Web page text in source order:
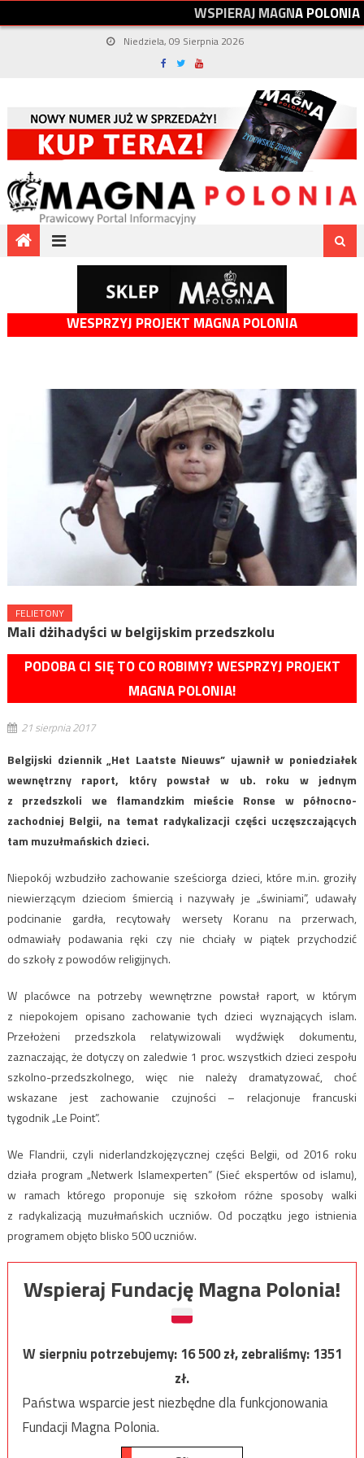
WSPIERAJMAGNAPOLONIA
Niedziela, 09 Sierpnia 2026
WESPRZYJ PROJEKT MAGNA POLONIA
FELIETONY
Mali dżihadyści w belgijskim przedszkolu
PODOBA CI SIĘ TO CO ROBIMY? WESPRZYJ PROJEKT
MAGNA POLONIA!
21 sierpnia 2017
Belgijski dziennik „Het Laatste Nieuws” ujawnił w poniedziałek
wewnętrzny raport, który powstał w ub. roku w jednym
z przedszkoli we flamandzkim mieście Ronse w północno-
zachodniej Belgii, na temat radykalizacji części uczęszczających
tam muzułmańskich dzieci.
Niepokój wzbudziło zachowanie sześciorga dzieci, które m.in. groziły
niewierzącym dzieciom śmiercią i nazywały je „świniami”, udawały
podcinanie gardła, recytowały wersety Koranu na przerwach,
odmawiały podawania ręki czy nie chciały w piątek przychodzić
do szkoły z powodów religijnych.
W placówce na potrzeby wewnętrzne powstał raport, w którym
z niepokojem opisano zachowanie tych dzieci wyznających islam.
Przełożeni przedszkola relatywizowali wydźwięk dokumentu,
zaznaczając, że dotyczy on zaledwie 1 proc. wszystkich dzieci zespołu
szkolno-przedszkolnego, więc nie należy dramatyzować, choć
wskazane jest zachowanie czujności – relacjonuje francuski
tygodnik „Le Point”.
We Flandrii, czyli niderlandzkojęzycznej części Belgii, od 2016 roku
działa program „Netwerk Islamexperten” (Sieć ekspertów od islamu),
w ramach którego proponuje się szkołom różne sposoby walki
z radykalizacją muzułmańskich uczniów. Od początku jego istnienia
programem objęto blisko 500 uczniów.
Wspieraj Fundację Magna Polonia!
W sierpniu potrzebujemy:16 500zł, zebraliśmy:1351
zł.
Państwa wsparcie jest niezbędne dla funkcjonowania
Fundacji Magna Polonia.